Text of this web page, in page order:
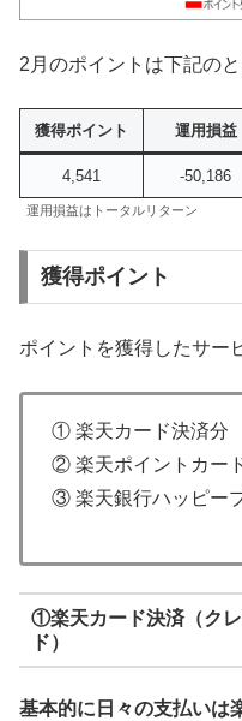
2月のポイントは下記のと
獲得ポイント 運用損益
4,541 -50,186
運用損益はトータルリターン
獲得ポイント
ポイントを獲得したサー
① 楽天カード決済分
② 楽天ポイントカー
③ 楽天銀行ハッピー
①楽天カード決済（ク
ド）
基本的に日々の支払いは